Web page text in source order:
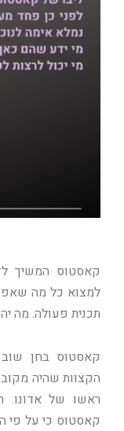
קאסטוס המשיך
למצוא כל מה
תכנית פעולה. מה
קאסטוס בחן
הקצוות שהיה
ראשו של אדונו.
קאסטוס כי על פי